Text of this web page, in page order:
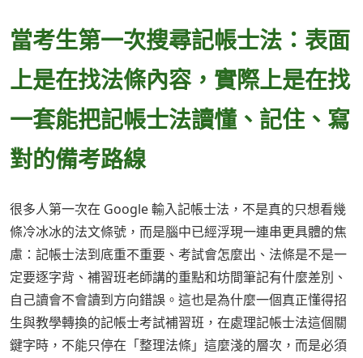
當考生第一次搜尋記帳士法：表面
上是在找法條內容，實際上是在找
一套能把記帳士法讀懂、記住、寫
對的備考路線
很多人第一次在 Google 輸入記帳士法，不是真的只想看幾
條冷冰冰的法文條號，而是腦中已經浮現一連串更具體的焦
慮：記帳士法到底重不重要、考試會怎麼出、法條是不是一
定要逐字背、補習班老師講的重點和坊間筆記有什麼差別、
自己讀會不會讀到方向錯誤。這也是為什麼一個真正懂得招
生與教學轉換的記帳士考試補習班，在處理記帳士法這個關
鍵字時，不能只停在「整理法條」這麼淺的層次，而是必須